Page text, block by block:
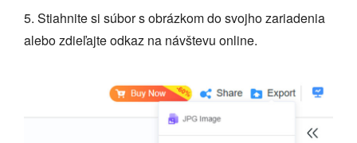
5. Stiahnite si súbor s obrázkom do svojho zariadenia
alebo zdieľajte odkaz na návštevu online.